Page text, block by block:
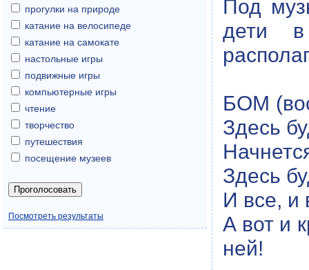
Под
дети
БОМ
Здесь
Здесь
И все, и
А вот и
ней!
прогулки на природе
катание на велосипеде
катание на самокате
настольные игры
подвижные игры
компьютерные игры
чтение
творчество
путешествия
посещение музеев
Посмотреть результаты